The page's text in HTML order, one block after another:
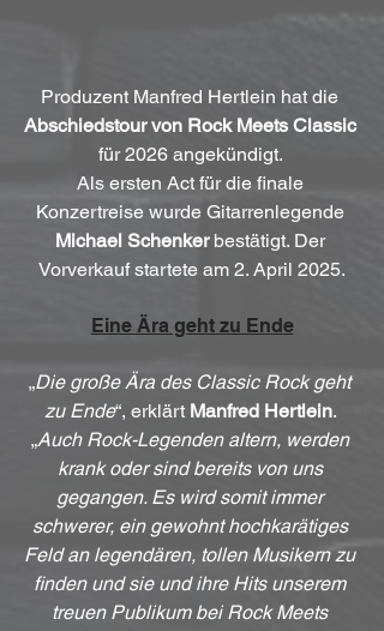
Produzent Manfred Hertlein hat die
Abschiedstour von Rock Meets Classic
für 2026 angekündigt.
Als ersten Act für die finale
Konzertreise wurde Gitarrenlegende
Michael Schenker bestätigt. Der
Vorverkauf startete am 2. April 2025.
Eine Ära geht zu Ende
„Die große Ära des Classic Rock geht
zu Ende“, erklärt Manfred Hertlein.
„Auch Rock-Legenden altern, werden
krank oder sind bereits von uns
gegangen. Es wird somit immer
schwerer, ein gewohnt hochkarätiges
Feld an legendären, tollen Musikern zu
finden und sie und ihre Hits unserem
treuen Publikum bei Rock Meets